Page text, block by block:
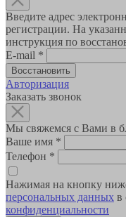
Введите адрес
регистрации. На
инструкция по
E-mail *
Авторизация
Заказать звонок
Мы свяжемся с Вами в
Ваше имя *
Телефон *
Нажимая на кнопку
персональных данных в
конфиденциальности